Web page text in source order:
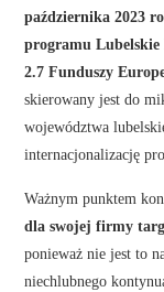
października 2023
programu Lubelskie
2.7 Funduszy
skierowany jest do
województwa
internacjonalizację
Ważnym punktem
dla swojej firmy
ponieważ nie jest to
niechlubnego